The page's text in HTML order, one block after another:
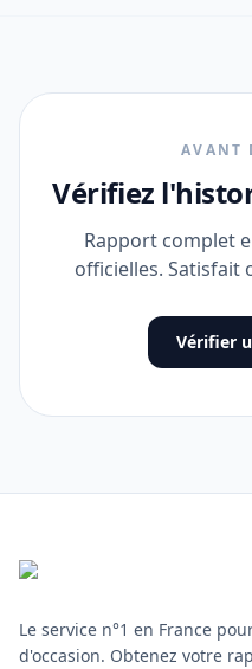
AVANT
Vérifiez
Rapport complet
officielles. Satisfait
Vérifier
Le service n°1 en France
d'occasion. Obtenez votre